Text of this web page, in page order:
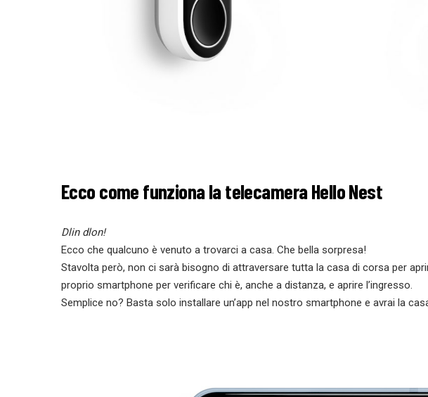
Ecco come funziona la telecamera Hello Nest
Dlin dlon!
Ecco che qualcuno è venuto a trovarci a casa. Che bella sorpresa!
Stavolta però, non ci sarà bisogno di attraversare tutta la casa di corsa per
proprio smartphone per verificare chi è, anche a distanza, e aprire l’ingresso.
Semplice no? Basta solo installare un’app nel nostro smartphone e avrai la